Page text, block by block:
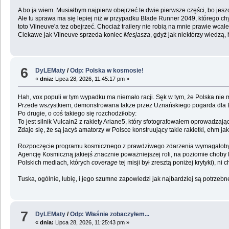
A bo ja wiem. Musiałbym najpierw obejrzeć te dwie pierwsze części, bo
Ale tu sprawa ma się lepiej niż w przypadku Blade Runner 2049, którego
toto Vilneuve'a tez obejrzeć. Chociaż trailery nie robią na mnie prawie
Ciekawe jak Vilneuve sprzeda koniec Mesjasza, gdyż jak niektórzy
6 DyLEMaty /Odp: Polska w kosmosie!
«dnia: Lipca 28, 2026, 11:45:17 pm »
Hah, vox populi w tym wypadku ma niemało racji. Sęk w tym, że Polska
Przede wszystkiem, demonstrowana także przez Uznańskiego pogarda
Po drugie, o coś takiego się rozchodziłoby:
To jest silnik Vulcain2 z rakiety Ariane5, który sfotografowałem
Zdaje się, że są jacyś amatorzy w Polsce konstruujący takie rakietki, ehm
Rozpoczęcie programu kosmicznego z prawdziwego zdarzenia
Agencję Kosmiczną jakiejś znacznie poważniejszej roli, na poziomie choby
Polskich mediach, których coverage tej misji był zresztą poniżej krytyki), ni
Tuska, ogólnie, lubię, i jego szumne zapowiedzi jak najbardziej są
7 DyLEMaty /Odp: Właśnie zobaczyłem...
«dnia: Lipca 28, 2026, 11:25:43 pm »